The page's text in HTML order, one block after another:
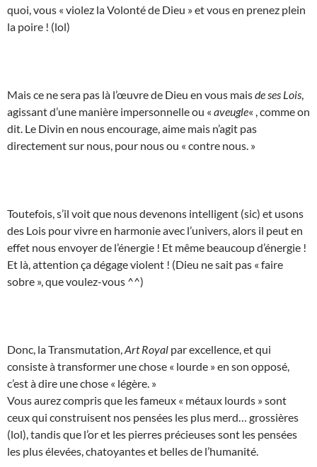
quoi, vous « violez la Volonté de Dieu » et vous en prenez plein
la poire ! (lol)
Mais ce ne sera pas là l’œuvre de Dieu en vous maisde ses Lois
agissant d’une manière impersonnelle ou « aveugle« , comme on
dit. Le Divin en nous encourage, aime mais n’agit pas
directement sur nous, pour nous ou « contre nous. »
Toutefois, s’il voit que nous devenons intelligent (sic) et usons
des Lois pour vivre en harmonie avec l’univers, alors il peut en
effet nous envoyer de l’énergie ! Et même beaucoup d’énergie !
Et là, attention ça dégage violent ! (Dieu ne sait pas « faire
sobre », que voulez-vous ^^)
Donc, la Transmutation, Art Royal par excellence, et qui
consiste à transformer une chose « lourde » en son opposé,
c’est à dire une chose « légère. »
Vous aurez compris que les fameux « métaux lourds » sont
ceux qui construisent nos pensées les plus merd… grossières
(lol), tandis que l’or et les pierres précieuses sont les pensées
les plus élevées, chatoyantes et belles de l’humanité.